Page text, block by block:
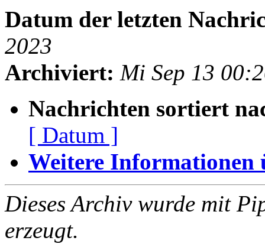
Datum der letzten
2023
Archiviert: Mi Sep 13
Nachrichten sortiert
[ Datum ]
Weitere Informationen
Dieses Archiv wurde mit
erzeugt.